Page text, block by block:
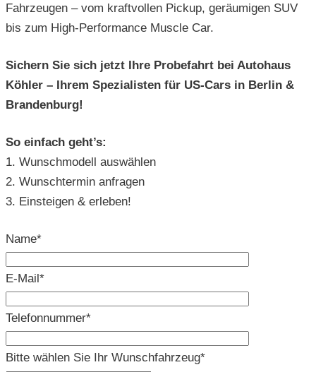
Fahrzeugen – vom kraftvollen Pickup, geräumigen SUV
bis zum High-Performance Muscle Car.
Sichern Sie sich jetzt Ihre Probefahrt bei Autohaus
Köhler – Ihrem Spezialisten für US-Cars in Berlin &
Brandenburg!
So einfach geht’s:
1. Wunschmodell auswählen
2. Wunschtermin anfragen
3. Einsteigen & erleben!
Name*
E-Mail*
Telefonnummer*
Bitte wählen Sie Ihr Wunschfahrzeug*